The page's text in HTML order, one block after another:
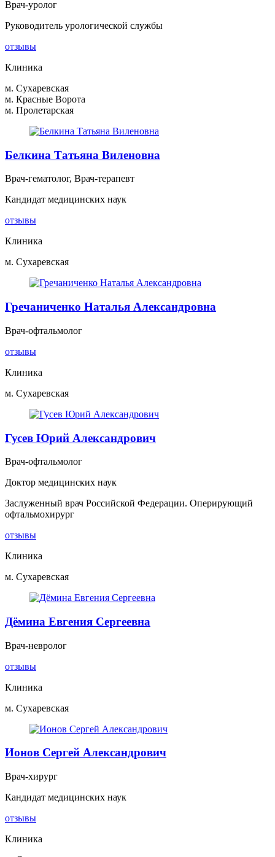
Врач-уролог
Руководитель урологической службы
отзывы
Клиника
м. Сухаревская
м. Красные Ворота
м. Пролетарская
Белкина Татьяна Виленовна
Врач-гематолог, Врач-терапевт
Кандидат медицинских наук
отзывы
Клиника
м. Сухаревская
Гречаниченко Наталья Александровна
Врач-офтальмолог
отзывы
Клиника
м. Сухаревская
Гусев Юрий Александрович
Врач-офтальмолог
Доктор медицинских наук
Заслуженный врач Российской Федерации. Оперирующий
офтальмохирург
отзывы
Клиника
м. Сухаревская
Дёмина Евгения Сергеевна
Врач-невролог
отзывы
Клиника
м. Сухаревская
Ионов Сергей Александрович
Врач-хирург
Кандидат медицинских наук
отзывы
Клиника